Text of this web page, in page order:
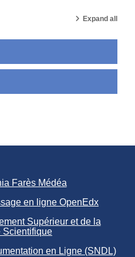
Expand all
Farès Médéa
en ligne OpenEdx
Supérieur et de la
Scientifique
en Ligne (SNDL)